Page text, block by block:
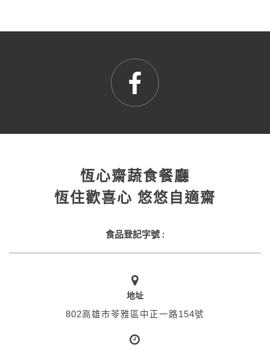
恆心齋蔬食餐廳
恆住歡喜心 悠悠自適齋
食品登記字號 :
地址
802高雄市苓雅區中正一路154號